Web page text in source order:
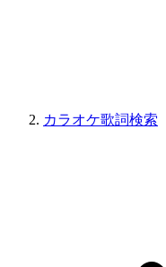
カラオケ歌詞検索